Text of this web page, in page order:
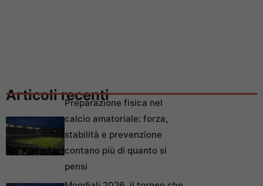
Articoli recentiPreparazione fisica nel
calcio amatoriale: forza,
stabilità e prevenzione
contano più di quanto si
pensi